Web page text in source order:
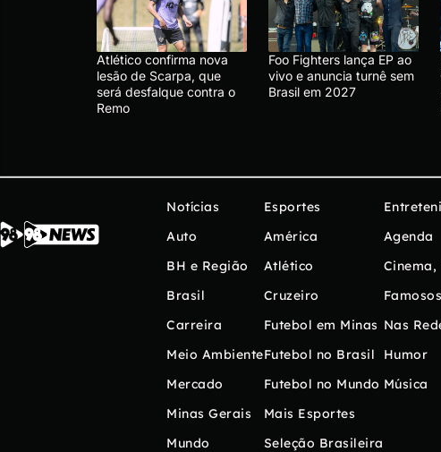
Atlético confirma nova
lesão de Scarpa, que
será desfalque contra o
Remo
Foo Fighters lança EP ao
vivo e anuncia turnê sem
Brasil em 2027
Notícias
Auto
BH e Região
Brasil
Carreira
Meio Ambiente
Mercado
Minas Gerais
Mundo
Esportes
América
Atlético
Cruzeiro
Futebol em Minas
Futebol no Brasil
Futebol no Mundo
Mais Esportes
Seleção Brasileira
Agenda
Cinema,
Famosos
Nas
Humor
Música